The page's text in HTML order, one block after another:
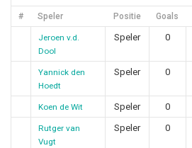
# Speler Positie Goals
Jeroen v.d.
Dool
Speler 0
Yannick den
Hoedt
Speler 0
Koen de Wit Speler 0
Rutger van
Vugt
Speler 0